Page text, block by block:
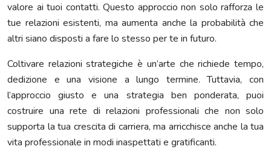
valore ai tuoi contatti. Questo approccio non solo rafforza le
tue relazioni esistenti, ma aumenta anche la probabilità che
altri siano disposti a fare lo stesso per te in futuro.
Coltivare relazioni strategiche è un’arte che richiede tempo,
dedizione e una visione a lungo termine. Tuttavia, con
l’approccio giusto e una strategia ben ponderata, puoi
costruire una rete di relazioni professionali che non solo
supporta la tua crescita di carriera, ma arricchisce anche la tua
vita professionale in modi inaspettati e gratificanti.